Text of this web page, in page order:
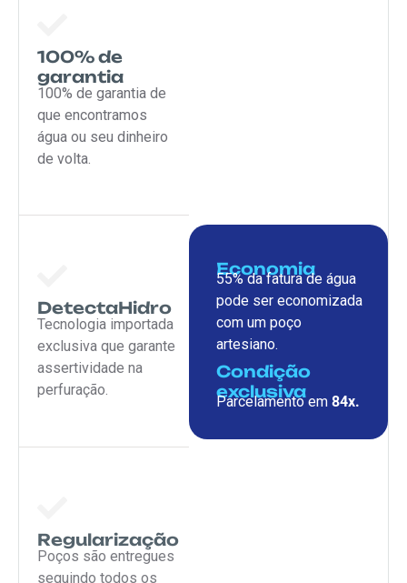
100% de
garantia
100% de garantia de
que encontramos
água ou seu dinheiro
de volta.
DetectaHidro
Tecnologia importada
exclusiva que garante
assertividade na
perfuração.
Regularização
Poços são entregues
seguindo todos os
Economia
55% da fatura de água
pode ser economizada
com um poço
artesiano.
Condição
exclusiva
Parcelamento em 84x.